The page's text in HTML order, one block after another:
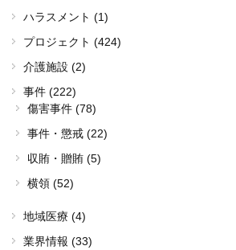
ハラスメント (1)
プロジェクト (424)
介護施設 (2)
事件 (222)
傷害事件 (78)
事件・懲戒 (22)
収賄・贈賄 (5)
横領 (52)
地域医療 (4)
業界情報 (33)